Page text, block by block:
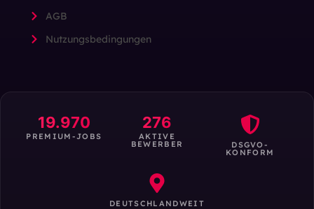
AGB
Nutzungsbedingungen
19.970
PREMIUM-JOBS
276
AKTIVE
BEWERBER DSGVO-
KONFORM
DEUTSCHLANDWEIT